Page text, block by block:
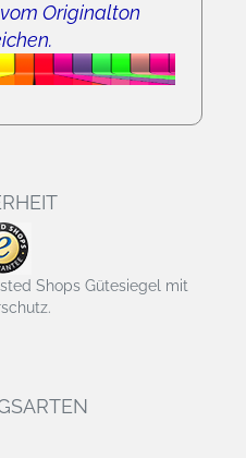
Originalton
Shops Gütesiegel mit